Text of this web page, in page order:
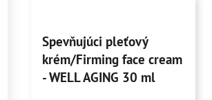
hodnotenie
produktu
je
Spevňujúci pleťový
krém/Firming face cream
- WELL AGING 30 ml